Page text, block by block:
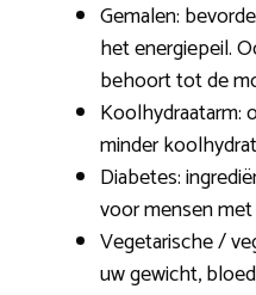
Gemalen:
het energiepeil.
behoort tot de
Koolhydraatarm:
minder
Diabetes:
voor mensen
Vegetarische /
uw gewicht,